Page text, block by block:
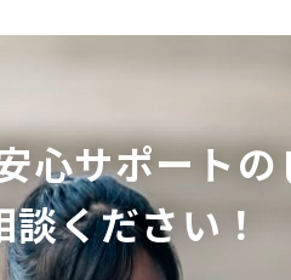
心サポートの
ください！